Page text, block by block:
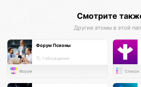
Смотрите
Другие атомы в этой
Форум Псионы
1 обсуждение
Форум Список